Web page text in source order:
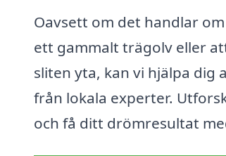
Oavsett om det handlar
ett gammalt trägolv eller
sliten yta, kan vi hjälpa dig
från lokala experter.
och få ditt drömresultat